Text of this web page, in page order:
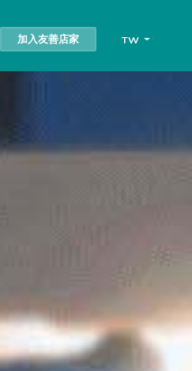
加入友善店家 TW